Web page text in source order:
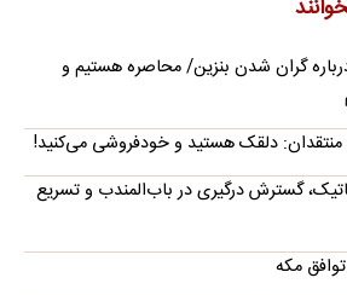
گران شدن بنزین/ محاصره هستیم و
منتقدان: دلقک هستید و خودفروشی می‌کنید!
گسترش درگیری در باب‌المندب و تسریع
مکه